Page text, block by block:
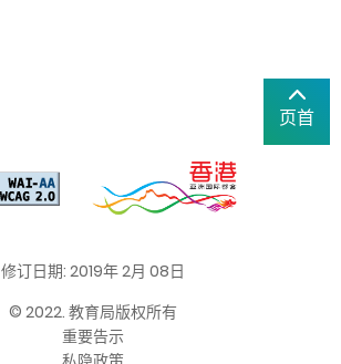
页首
修订日期: 2019年 2月 08日
© 2022. 教育局版权所有
重要告示